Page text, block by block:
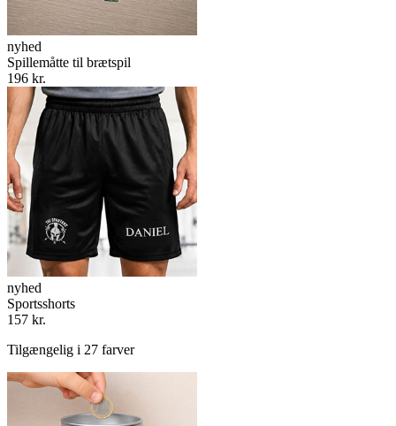
nyhed
Spillemåtte til brætspil
196 kr.
nyhed
Sportsshorts
157 kr.
Tilgængelig i 27 farver